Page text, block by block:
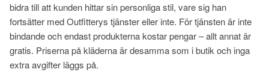
bidra till att kunden hittar sin personliga stil, vare sig han
fortsätter med Outfitterys tjänster eller inte. För tjänsten är inte
bindande och endast produkterna kostar pengar – allt annat är
gratis. Priserna på kläderna är desamma som i butik och inga
extra avgifter läggs på.